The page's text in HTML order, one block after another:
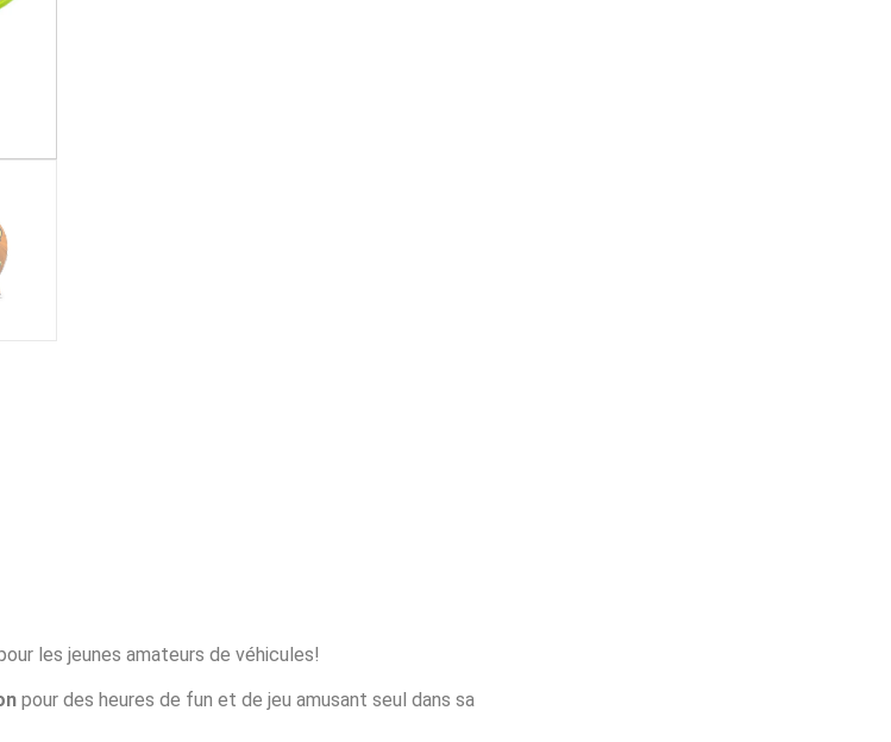
les jeunes amateurs de véhicules!
pour des heures de fun et de jeu amusant seul dans sa